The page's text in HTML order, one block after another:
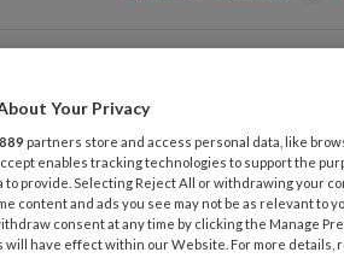
inspecteert te
minimaal één keer
bij 7,3 procent van de
Your Privacy
889 partners store and access personal data, like
enables tracking technologies to support the
to provide. Selecting Reject All or withdrawing your
content and ads you see may not be as relevant to
consent at any time by clicking the Manage
will have effect within our Website. For more details,